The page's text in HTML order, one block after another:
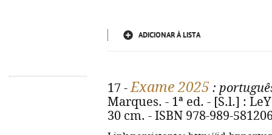
ADICIONAR À LISTA
17 -Exame 2025 :
Marques. - 1ª ed. - [S.l.] :
30 cm. - ISBN 978-989-